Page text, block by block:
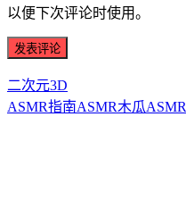
以便下次评论时使用。
二次元3D
ASMR指南ASMR木瓜ASMR